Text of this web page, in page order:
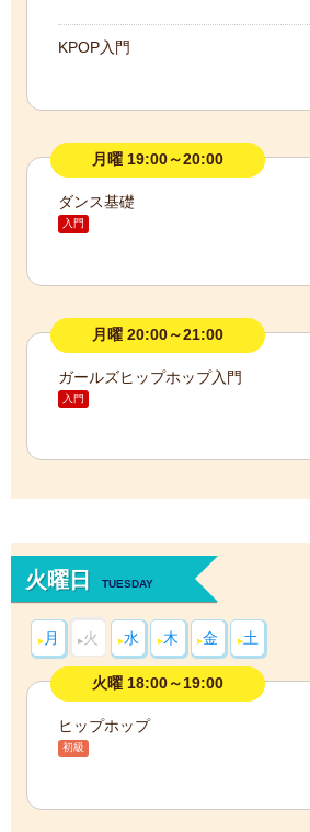
KPOP入門
月曜 19:00～20:00
ダンス基礎
入門
月曜 20:00～21:00
ガールズヒップホップ入門
入門
火曜日 TUESDAY
月 火 水 木 金 土
火曜 18:00～19:00
ヒップホップ
初級